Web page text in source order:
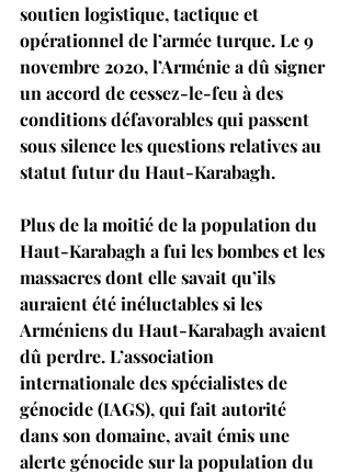
soutien logistique, tactique et
opérationnel de l’armée turque. Le 9
novembre 2020, l’Arménie a dû signer
un accord de cessez-le-feu à des
conditions défavorables qui passent
sous silence les questions relatives au
statut futur du Haut-Karabagh.
Plus de la moitié de la population du
Haut-Karabagh a fui les bombes et les
massacres dont elle savait qu’ils
auraient été inéluctables si les
Arméniens du Haut-Karabagh avaient
dû perdre. L’association
internationale des spécialistes de
génocide (IAGS), qui fait autorité
dans son domaine, avait émis une
alerte génocide sur la population du